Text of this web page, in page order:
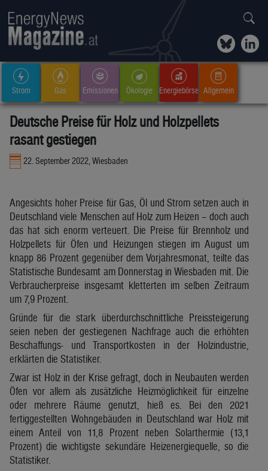
Strom Gas Emissionen Ökologie Energiebörse Allgemein
Deutsche Preise für Holz und Holzpellets
rasant gestiegen
22. September 2022, Wiesbaden
Angesichts hoher Preise für Gas, Öl und Strom setzen auch in
Deutschland viele Menschen auf Holz zum Heizen – doch auch
das hat sich enorm verteuert. Die Preise für Brennholz und
Holzpellets für Öfen und Heizungen stiegen im August um
knapp 86 Prozent gegenüber dem Vorjahresmonat, teilte das
Statistische Bundesamt am Donnerstag in Wiesbaden mit. Die
Verbraucherpreise insgesamt kletterten im selben Zeitraum
um 7,9 Prozent.
Gründe für die stark überdurchschnittliche Preissteigerung
seien neben der gestiegenen Nachfrage auch die erhöhten
Beschaffungs- und Transportkosten in der Holzindustrie,
erklärten die Statistiker.
Zwar ist Holz in der Krise gefragt, doch in Neubauten werden
Öfen vor allem als zusätzliche Heizmöglichkeit für einzelne
oder mehrere Räume genutzt, hieß es. Bei den 2021
fertiggestellten Wohngebäuden in Deutschland war Holz mit
einem Anteil von 11,8 Prozent neben Solarthermie (13,1
Prozent) die wichtigste sekundäre Heizenergiequelle, so die
Statistiker.